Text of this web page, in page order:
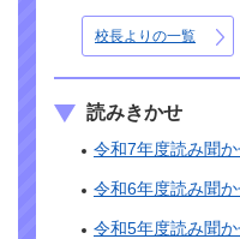
校長よりの一覧
読みきかせ
令和7年度読み聞
令和6年度読み聞
令和5年度読み聞